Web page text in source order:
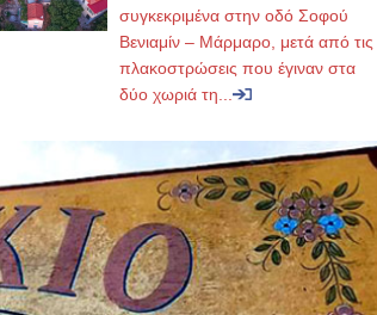
συγκεκριμένα στην οδό Σοφού
Βενιαμίν – Μάρμαρο, μετά από τις
πλακοστρώσεις που έγιναν στα
δύο χωριά τη...